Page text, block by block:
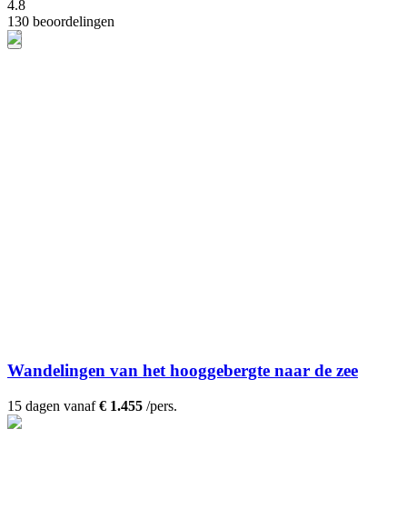
4.8
130 beoordelingen
Wandelingen van het hooggebergte naar de zee
15 dagen vanaf€ 1.455 /pers.